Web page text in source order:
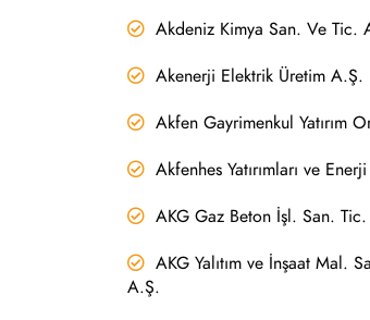
Akdeniz Kimya San. Ve Tic.
Akenerji Elektrik Üretim A.Ş.
Akfen Gayrimenkul Yatırım
Akfenhes Yatırımları ve
AKG Gaz Beton İşl. San.
AKG Yalıtım ve İnşaat Mal.
A.Ş.